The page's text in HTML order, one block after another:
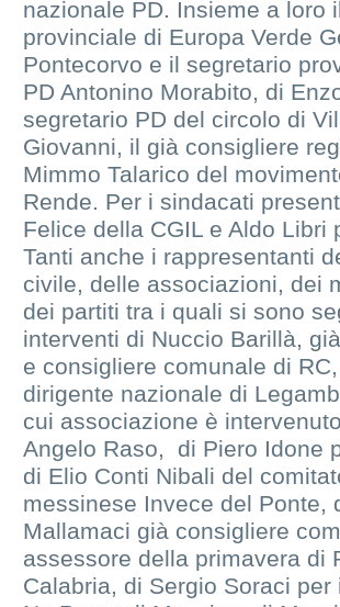
nazionale PD. Insieme a loro
provinciale di Europa Verde
Pontecorvo e il segretario
PD Antonino Morabito, di
segretario PD del circolo di
Giovanni, il già consigliere
Mimmo Talarico del
Rende. Per i sindacati
Felice della CGIL e Aldo Libri
Tanti anche i rappresentanti
civile, delle associazioni, dei
dei partiti tra i quali si sono
interventi di Nuccio Barillà,
e consigliere comunale di
dirigente nazionale di
cui associazione è
Angelo Raso, di Piero Idone
di Elio Conti Nibali del
messinese Invece del Ponte,
Mallamaci già consigliere
assessore della primavera di
Calabria, di Sergio Soraci per